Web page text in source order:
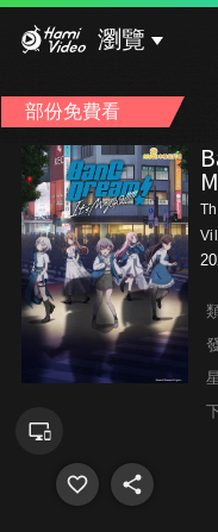
瀏覽
部份免費看